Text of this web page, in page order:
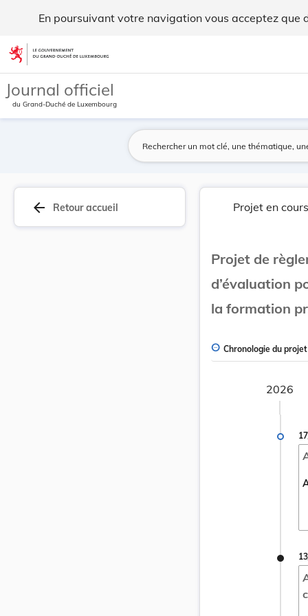
En poursuivant votre navigation vous acceptez que
Aller au contenu
Journal officiel
du Grand-Duché de Luxembourg
arrow_back Retour accueil Projet en cours
Projet de
d’évaluation
la formation
Chronologie du projet
2026